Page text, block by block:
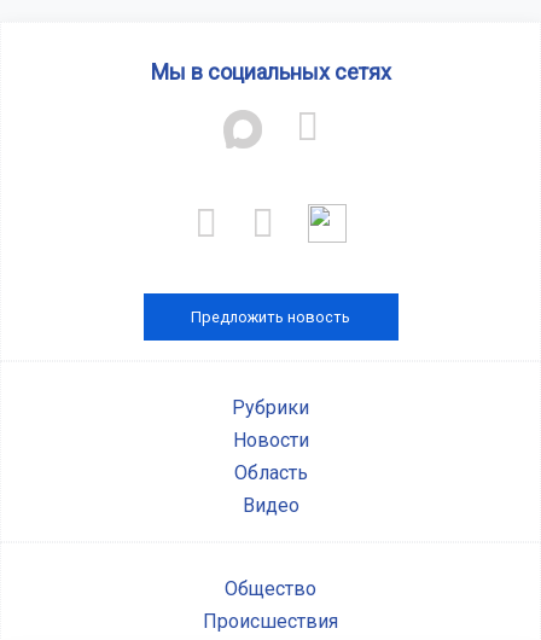
Мы в социальных сетях
Предложить новость
Рубрики
Новости
Область
Видео
Общество
Происшествия